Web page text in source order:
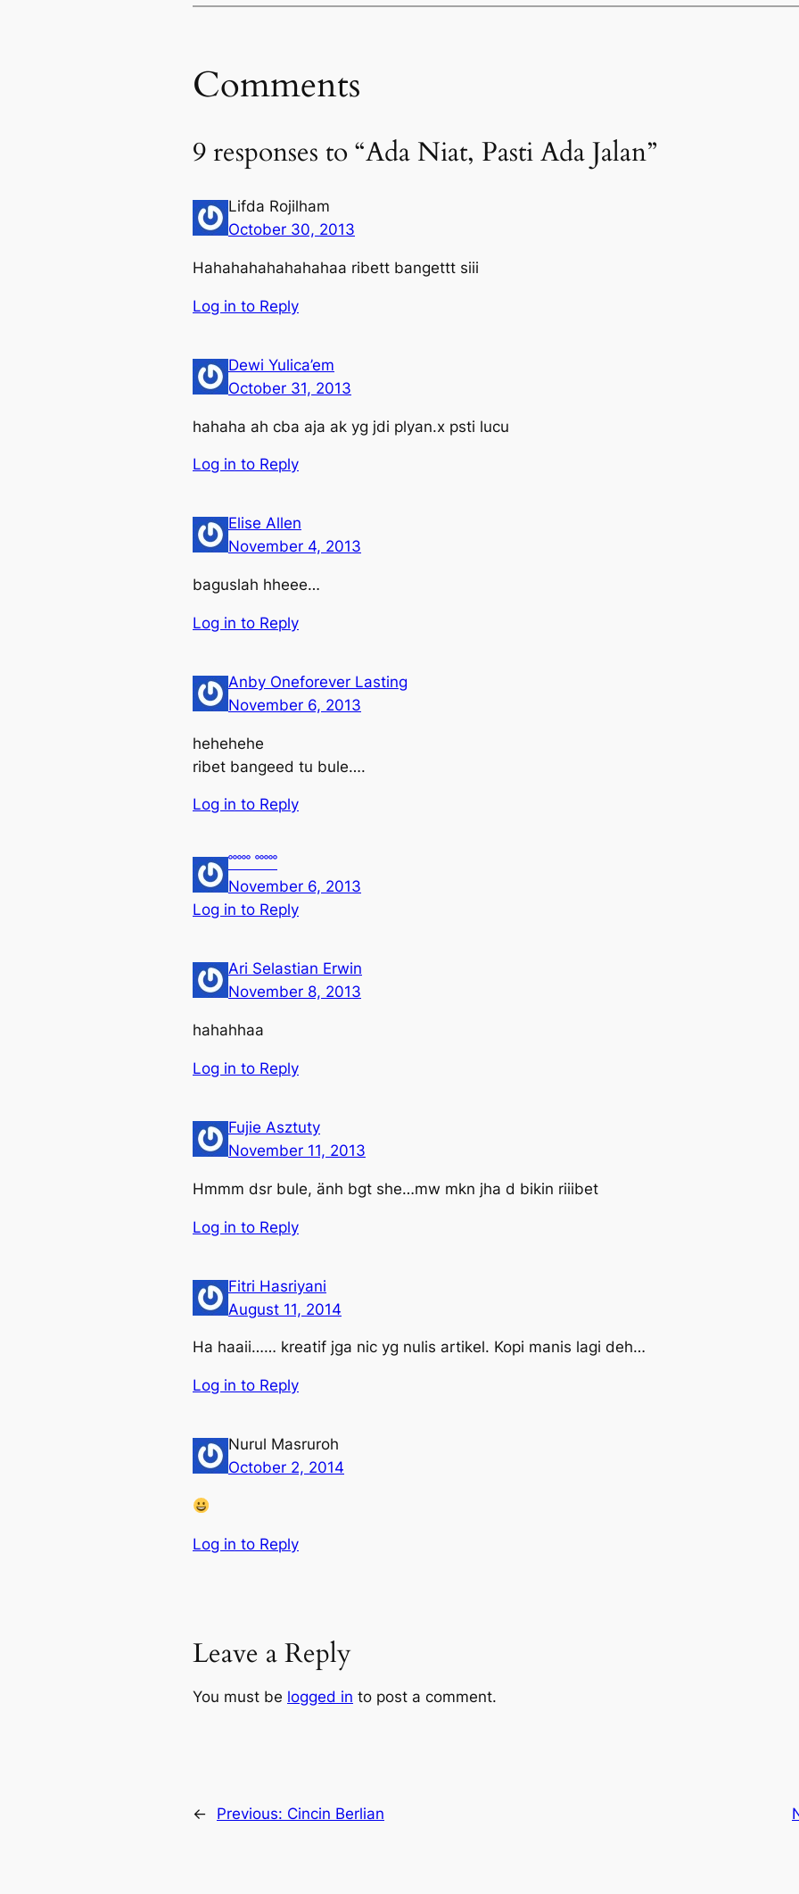
Comments
9 responses to “Ada Niat, Pasti Ada Jalan”
Lifda Rojilham
October 30, 2013
Hahahahahahahahaa ribett bangettt siii
Log in to Reply
Dewi Yulica’em
October 31, 2013
hahaha ah cba aja ak yg jdi plyan.x psti lucu
Log in to Reply
Elise Allen
November 4, 2013
baguslah hheee…
Log in to Reply
Anby Oneforever Lasting
November 6, 2013
hehehehe
ribet bangeed tu bule….
Log in to Reply
ﹾﹾﹾﹾﹾ ﹾﹾﹾﹾﹾ
November 6, 2013
Log in to Reply
Ari Selastian Erwin
November 8, 2013
hahahhaa
Log in to Reply
Fujie Asztuty
November 11, 2013
Hmmm dsr bule, änh bgt she…mw mkn jha d bikin riiibet
Log in to Reply
Fitri Hasriyani
August 11, 2014
Ha haaii…… kreatif jga nic yg nulis artikel. Kopi manis lagi deh…
Log in to Reply
Nurul Masruroh
October 2, 2014
Log in to Reply
Leave a Reply
You must be logged in to post a comment.
← Previous: Cincin Berlian